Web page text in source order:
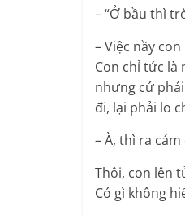
– “Ở bầu thì
– Việc nầy
Con chỉ tức là
nhưng cứ
đi, lại phải lo
– À, thì ra
Thôi, con lên
Có gì không